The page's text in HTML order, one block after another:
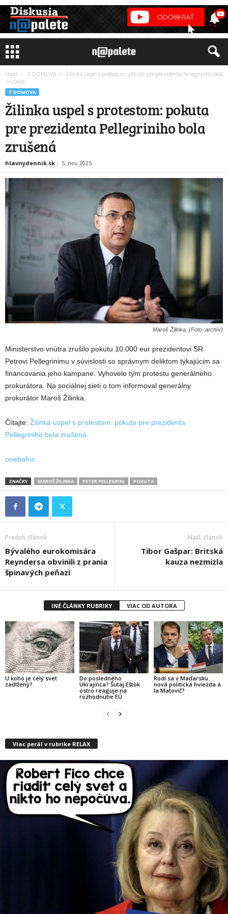
Úvod Z DOMOVA
Žilinka uspel s protestom: pokuta pre prezidenta Pellegriniho bola
zrušená
Z DOMOVA
Žilinka uspel s protestom: pokuta
pre prezidenta Pellegriniho bola
zrušená
hlavnydennik.sk - 5. nov 2025
Maroš Žilinka. (Foto: archív)
Ministerstvo vnútra zrušilo pokutu 10.000 eur prezidentovi SR
Petrovi Pellegrinimu v súvislosti so správnym deliktom týkajúcim sa
financovania jeho kampane. Vyhovelo tým protestu generálneho
prokurátora. Na sociálnej sieti o tom informoval generálny
prokurátor Maroš Žilinka.
Čítajte: Žilinka uspel s protestom: pokuta pre prezidenta
Pellegriniho bola zrušená
onebahis
ZNAČKY MAROŠ ŽILINKA PETER PELLEGRINI POKUTA
Predch. článok
Bývalého eurokomisára
Reyndersa obvinili z prania
špinavých peňazí
Nasl. článok
Tibor Gašpar: Britská
kauza nezmizla
INÉ ČLÁNKY RUBRIKY VIAC OD AUTORA
U koho je celý svet
zadlžený?
Do posledného
Ukrajinca? Šutaj Eštok
ostro reaguje na
rozhodnutie EÚ
Rodí sa v Maďarsku
nová politická hviezda à
la Matovič?
Viac perál v rubrike RELAX